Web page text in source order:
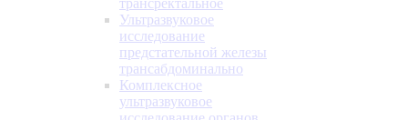
трансректальное
Ультразвуковое
исследование
предстательной железы
трансабдоминально
Комплексное
ультразвуковое